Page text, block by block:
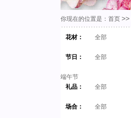
你现在的位置是： 首页 >>
花材： 全部
节日： 全部
端午节
礼品：
全部
场合： 全部